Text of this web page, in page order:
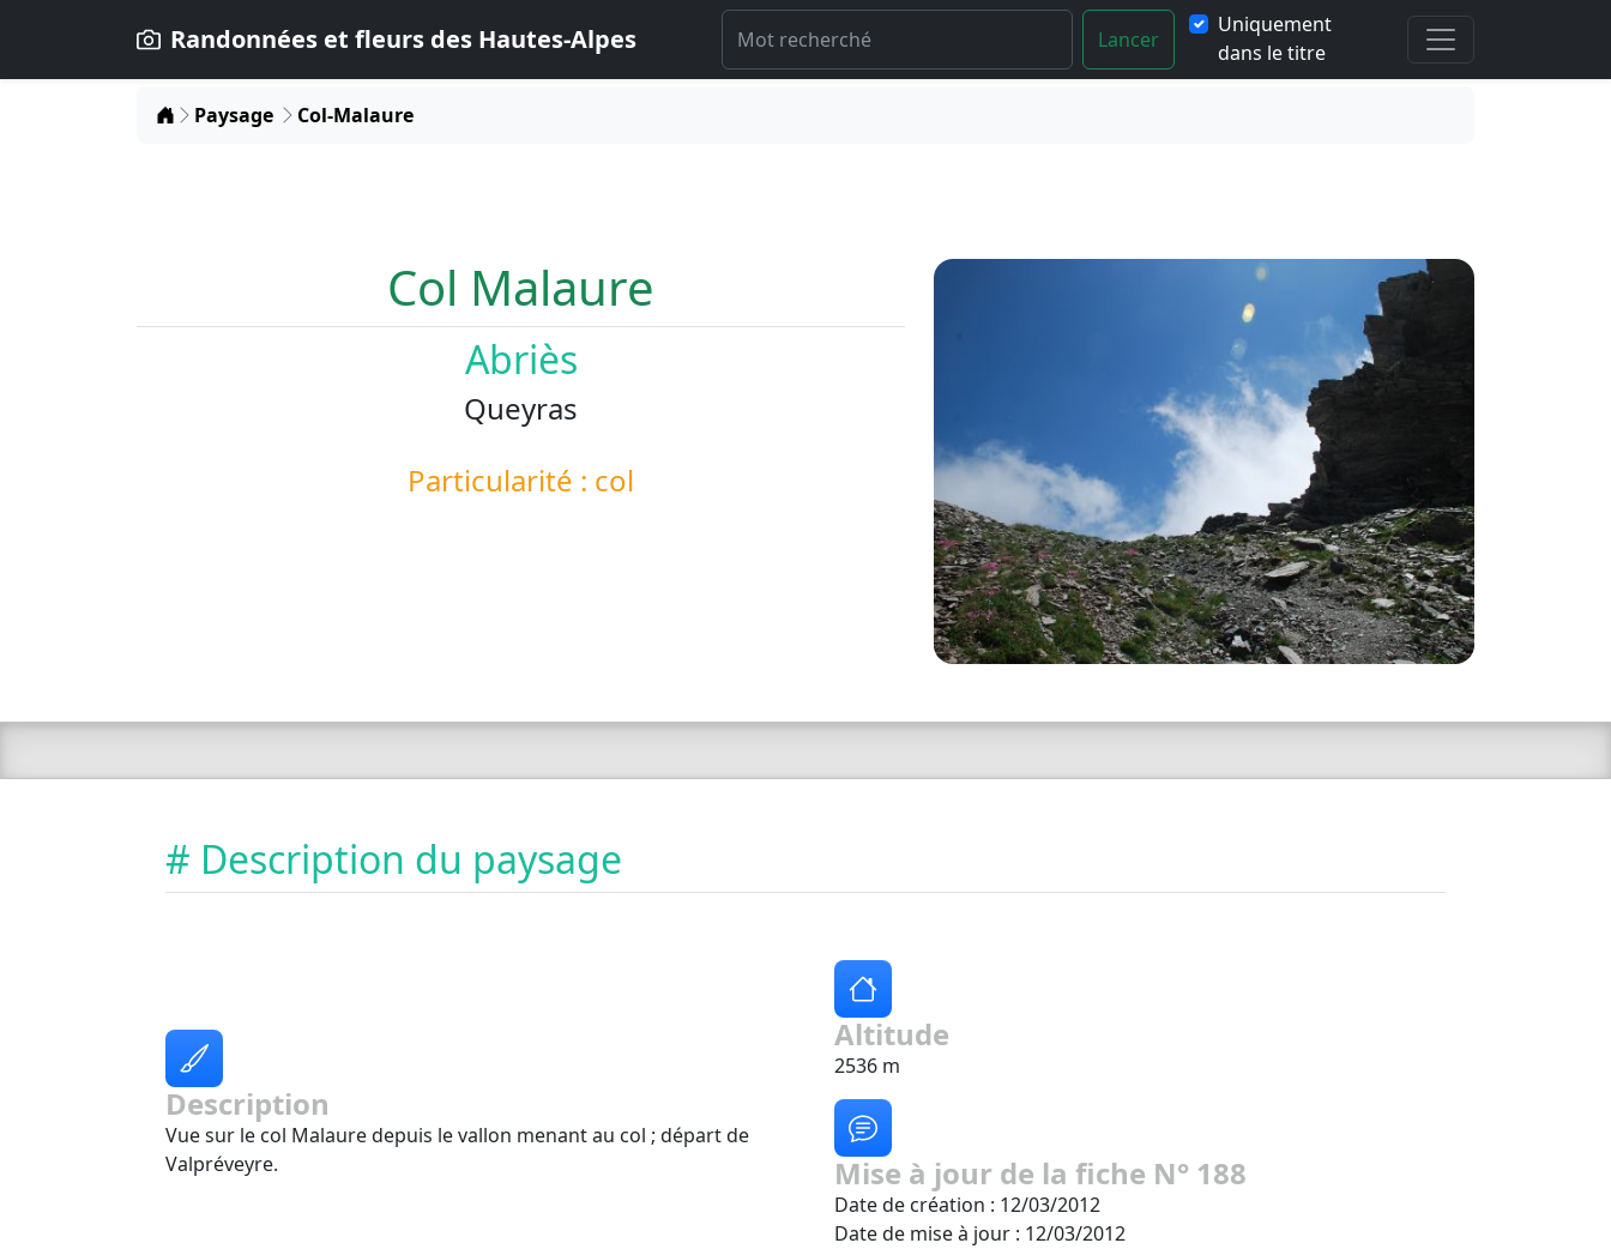
Randonnées et fleurs des Hautes-Alpes Lancer
Uniquement
dans le titre
Home
Paysage Col-Malaure
Col Malaure
Abriès
Queyras
Particularité : col
# Description du paysage
Description
Vue sur le col Malaure depuis le vallon menant au col ; départ de
Valpréveyre.
Altitude
2536 m
Mise à jour de la fiche N° 188
Date de création : 12/03/2012
Date de mise à jour : 12/03/2012